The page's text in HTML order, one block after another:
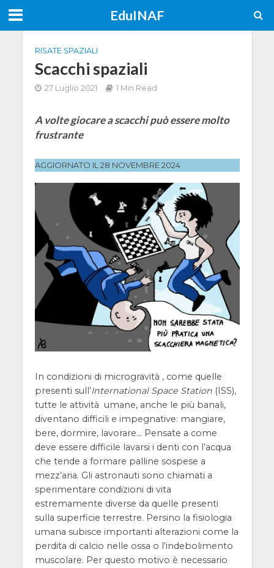
EduINAF
RISATE SPAZIALI
Scacchi spaziali
27 Luglio 2021 1 Min Read
A volte giocare a scacchi può essere molto
frustrante
AGGIORNATO IL 28 NOVEMBRE 2024
In condizioni di microgravità , come quelle
presenti sull’International Space Station(ISS),
tutte le attività umane, anche le più banali,
diventano difficili e impegnative: mangiare,
bere, dormire, lavorare… Pensate a come
deve essere difficile lavarsi i denti con l’acqua
che tende a formare palline sospese a
mezz’aria. Gli astronauti sono chiamati a
sperimentare condizioni di vita
estremamente diverse da quelle presenti
sulla superficie terrestre. Persino la fisiologia
umana subisce importanti alterazioni come la
perdita di calcio nelle ossa o l’indebolimento
muscolare. Per questo motivo è necessario